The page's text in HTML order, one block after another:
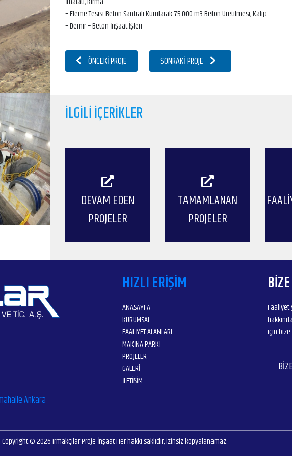
– Eleme Tesisi Beton Santrali Kurularak 75.000 m3 Beton Üretilmesi, Kalıp
– Demir – Beton İnşaat İşleri
ÖNCEKI PROJE SONRAKI PROJE
İLGILI İÇERIKLER
DEVAM EDEN
PROJELER
TAMAMLANAN
PROJELER
Ankara
HIZLI ERIŞIM
ANASAYFA
KURUMSAL
FAALIYET ALANLARI
MAKINA PARKI
PROJELER
GALERI
İLETIŞIM
için
Copyright © 2026 Irmakçılar Proje İnşaat Her hakkı saklıdır, izinsiz kopyalanamaz.